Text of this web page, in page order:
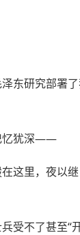
东研究部署
忆犹深——
这里，夜以
不了甚至“开